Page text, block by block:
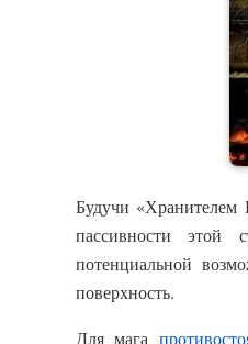
Будучи «Хранителем
пассивности этой
потенциальной
поверхность.
Для мага